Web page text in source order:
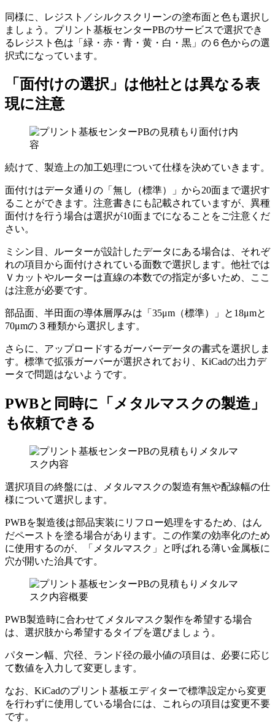
同様に、レジスト／シルクスクリーンの塗布面と色も選択し
ましょう。プリント基板センターPBのサービスで選択でき
るレジスト色は「緑・赤・青・黄・白・黒」の６色からの選
択式になっています。
「面付けの選択」は他社とは異なる表
現に注意
続けて、製造上の加工処理について仕様を決めていきます。
面付けはデータ通りの「無し（標準）」から20面まで選択す
ることができます。注意書きにも記載されていますが、 異種
面付けを行う場合は選択が10面までになることをご注意くだ
さい。
ミシン目、ルーターが設計したデータにある場合は、それぞ
れの項目から面付けされている面数で選択 します。 他社では
Ｖカットやルーターは直線の本数での指定が多いため、ここ
は注意が必要です。
部品面、半田面の導体層厚みは「35μm（標準）」と18μmと
70μmの３種類から選択します。
さらに、アップロードするガーバーデータの書式を選択しま
す。標準で拡張ガーバーが選択されており、KiCadの出力デ
ータで問題はないようです。
PWBと同時に「メタルマスクの製造」
も依頼できる
選択項目の終盤には、メタルマスクの製造有無や配線幅の仕
様について選択します。
PWBを製造後は部品実装にリフロー処理をするため、はん
だペーストを塗る場合があります。この作業の効率化のため
に使用するのが、「メタルマスク」と呼ばれる薄い金属板に
穴が開いた治具です。
PWB製造時に合わせてメタルマスク製作を希望する場合
は、選択肢から希望するタイプを選びましょう。
パターン幅、穴径、ランド径の最小値の項目は、必要に応じ
て数値を入力して変更します。
なお、KiCadのプリント基板エディターで標準設定から変更
を行わずに使用している場合には、これらの項目は変更不要
です。